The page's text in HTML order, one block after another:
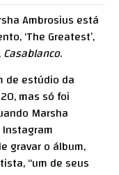
Ambrosius está
‘The Greatest’,
Casablanco.
de estúdio da
mas só foi
Marsha
gravar o álbum,
“um de seus